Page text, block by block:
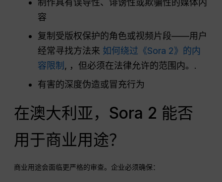
制作具有误导性、诽谤性或欺骗性的媒体内
容
复制受版权保护的角色或视频片段——用户
经常寻找方法来 如何绕过《Sora 2》的内
容限制 , ，但必须在法律允许的范围内。.
有害的深度伪造或冒充行为
在澳大利亚，Sora 2 能否
用于商业用途？
商业用途会面临更严格的审查。企业必须确保：